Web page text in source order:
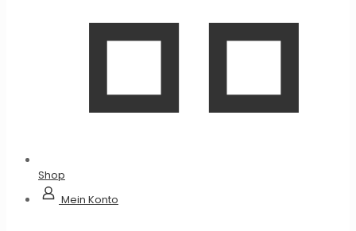
Shop
Mein Konto